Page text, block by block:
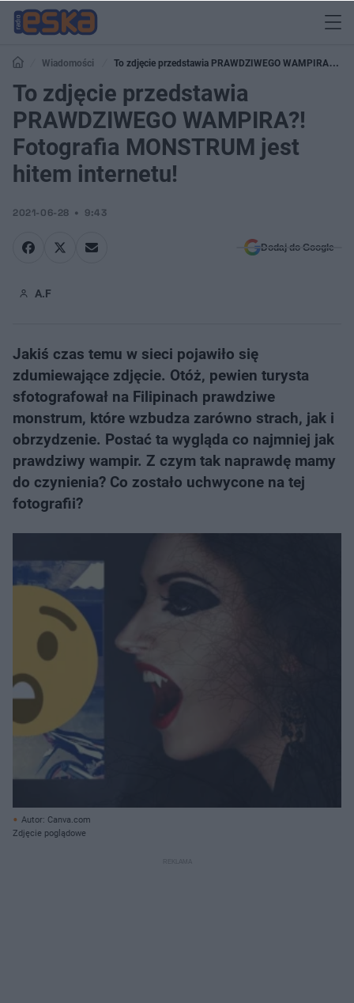
Wiadomości
To zdjęcie przedstawia PRAWDZIWEGO WAMPIRA?!
Fotografia MONSTRUM jest hitem internetu!
To zdjęcie przedstawia
PRAWDZIWEGO WAMPIRA?!
Fotografia MONSTRUM jest
hitem internetu!
2021-06-28 9:43
Dodaj do Google
A.F
Jakiś czas temu w sieci pojawiło się
zdumiewające zdjęcie. Otóż, pewien turysta
sfotografował na Filipinach prawdziwe
monstrum, które wzbudza zarówno strach, jak i
obrzydzenie. Postać ta wygląda co najmniej jak
prawdziwy wampir. Z czym tak naprawdę mamy
do czynienia? Co zostało uchwycone na tej
fotografii?
Autor: Canva.com
Zdjęcie poglądowe